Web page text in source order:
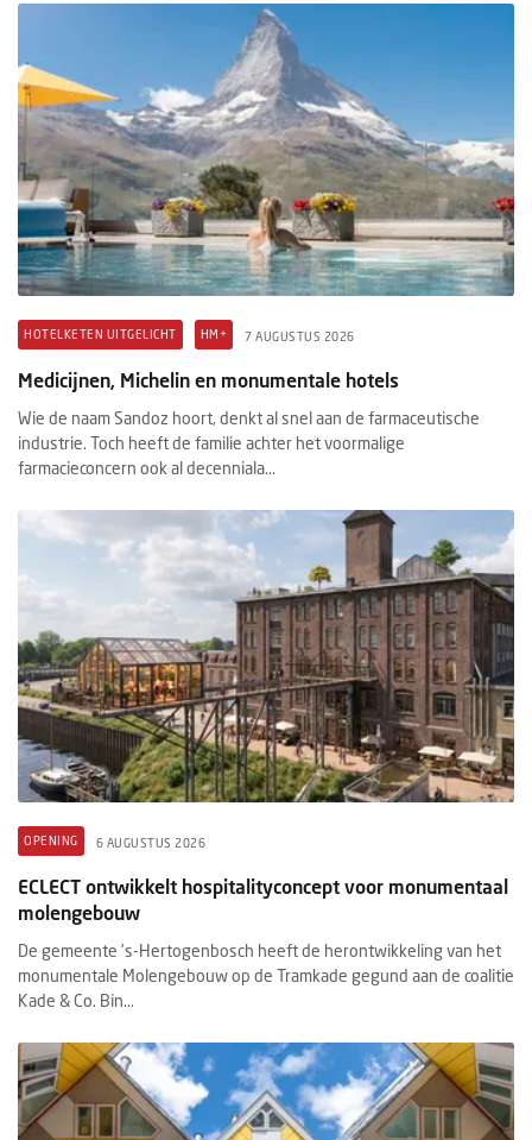
HOTELKETEN UITGELICHT HM+ 7 AUGUSTUS 2026
Medicijnen, Michelin en monumentale hotels
Wie de naam Sandoz hoort, denkt al snel aan de farmaceutische
industrie. Toch heeft de familie achter het voormalige
farmacieconcern ook al decenniala...
OPENING 6 AUGUSTUS 2026
ECLECT ontwikkelt hospitalityconcept voor monumentaal
molengebouw
De gemeente ’s-Hertogenbosch heeft de herontwikkeling van het
monumentale Molengebouw op de Tramkade gegund aan de coalitie
Kade & Co. Bin...